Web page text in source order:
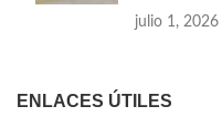
julio 1, 2026
ENLACES ÚTILES